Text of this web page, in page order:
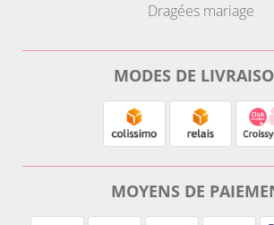
Dragées mariage
MODES DE
MOYENS DE